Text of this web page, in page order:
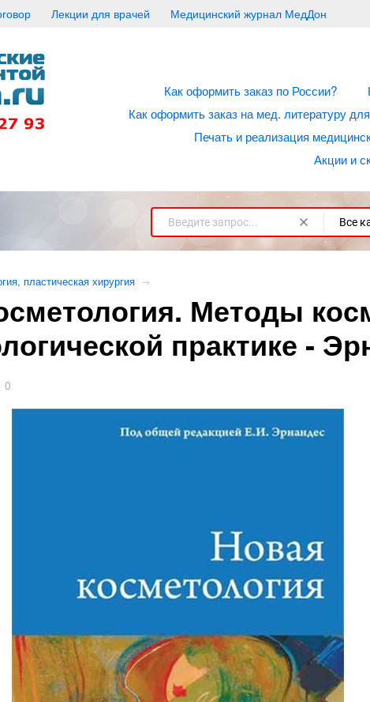
Лекции для врачей Медицинский журнал МедДон
Как оформить заказ по России?
Как оформить заказ на мед. литературу
Печать и реализация
Акции и
Все
пластическая хирургия →
Методы
практике -
0